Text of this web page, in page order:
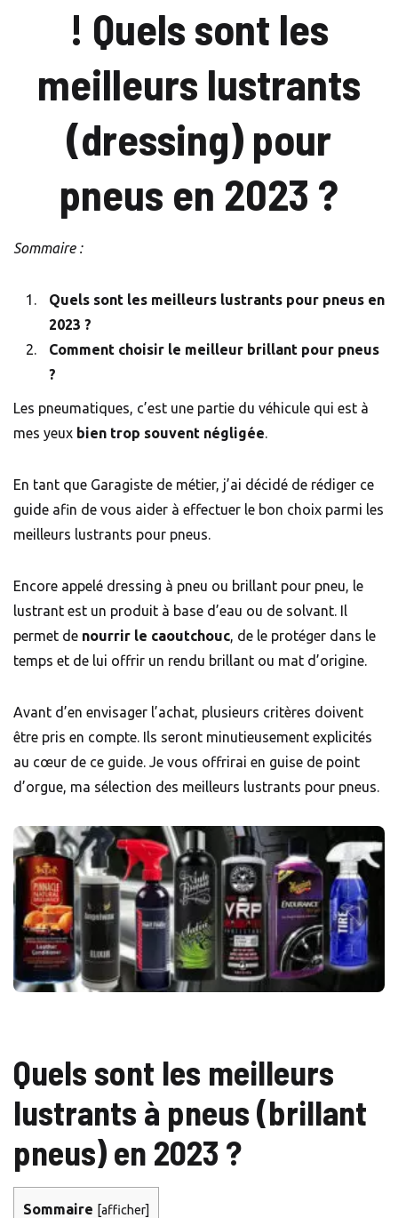
! Quels sont les
meilleurs lustrants
(dressing) pour
pneus en 2023 ?
Sommaire :
Quels sont les meilleurs lustrants pour pneus en
2023 ?
Comment choisir le meilleur brillant pour pneus
?
Les pneumatiques, c’est une partie du véhicule qui est à
mes yeux bien trop souvent négligée.
En tant que Garagiste de métier, j’ai décidé de rédiger ce
guide afin de vous aider à effectuer le bon choix parmi les
meilleurs lustrants pour pneus.
Encore appelé dressing à pneu ou brillant pour pneu, le
lustrant est un produit à base d’eau ou de solvant. Il
permet de nourrir le caoutchouc, de le protéger dans le
temps et de lui offrir un rendu brillant ou mat d’origine.
Avant d’en envisager l’achat, plusieurs critères doivent
être pris en compte. Ils seront minutieusement explicités
au cœur de ce guide. Je vous offrirai en guise de point
d’orgue, ma sélection des meilleurs lustrants pour pneus.
Quels sont les meilleurs
lustrants à pneus (brillant
pneus) en 2023 ?
Sommaire [afficher]